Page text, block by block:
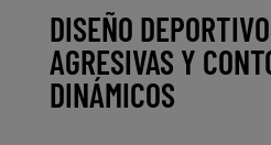
DISEÑO
AGRESIVAS Y
DINÁMICOS